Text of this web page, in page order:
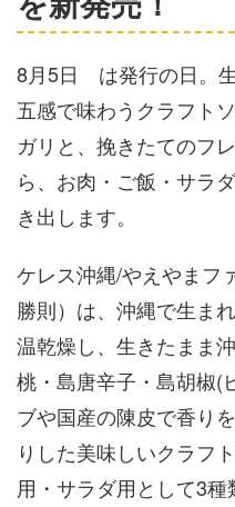
8月5日 は発行の日。生
五感で味わうクラフト
ガリと、挽きたてのフ
ら、お肉・ご飯・サラ
き出します。
ケレス沖縄/やえやま
勝則）は、沖縄で生ま
温乾燥し、生きたまま
桃・島唐辛子・島胡椒(
ブや国産の陳皮で香り
りした美味しいクラフ
用・サラダ用として3